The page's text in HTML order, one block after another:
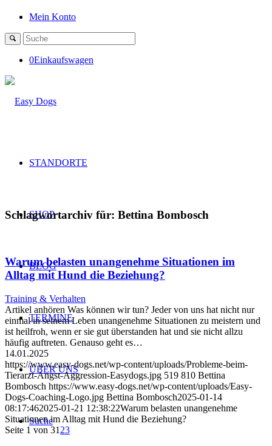
Mein Konto
0Einkaufswagen
STANDORTE
SHOP
BLOG
TERMINE
ÜBER UNS
Suche
Schlagwortarchiv für: Bettina Bombosch
Warum belasten unangenehme Situationen im
Alltag mit Hund die Beziehung?
Training & Verhalten
Artikel anhören Was können wir tun? Jeder von uns hat nicht nur
einmal in seinem Leben unangenehme Situationen zu meistern und
ist heilfroh, wenn er sie gut überstanden hat und sie nicht allzu
häufig auftreten. Genauso geht es…
14.01.2025
https://www.easy-dogs.net/wp-content/uploads/Probleme-beim-
Tierarzt-Angst-Aggression-Easydogs.jpg 519 810 Bettina
Bombosch https://www.easy-dogs.net/wp-content/uploads/Easy-
Dogs-Coaching-Logo.jpg Bettina Bombosch2025-01-14
08:17:462025-01-21 12:38:22Warum belasten unangenehme
Situationen im Alltag mit Hund die Beziehung?
Seite 1 von 31 23